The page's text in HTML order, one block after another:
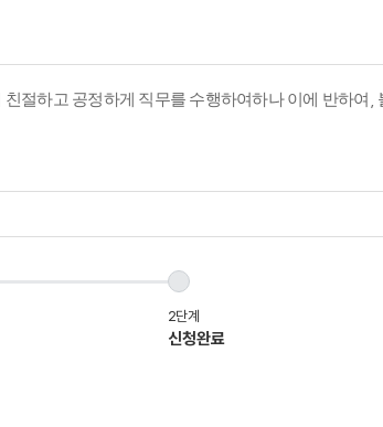
절하고 공정하게 직무를 수행하여하나 이에 반하여,